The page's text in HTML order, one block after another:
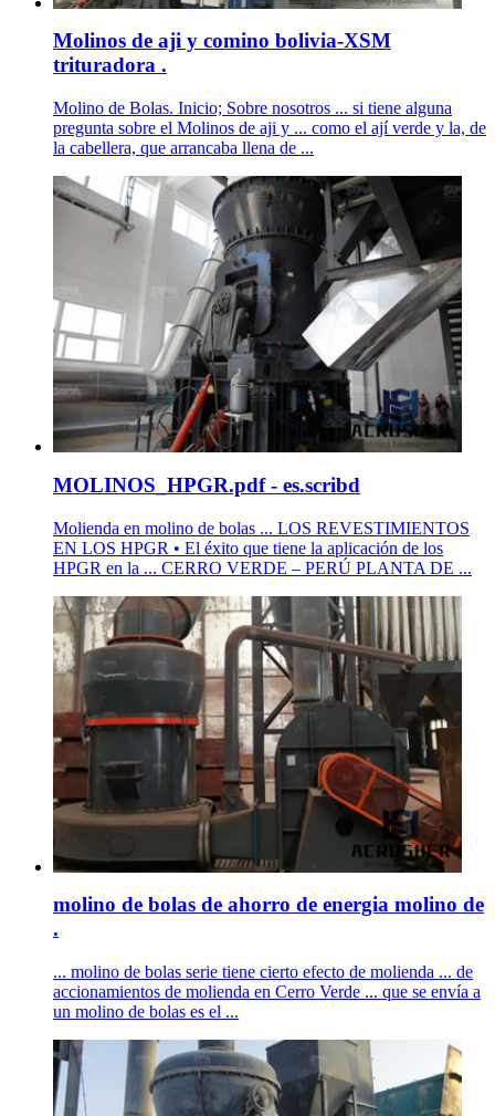
Molinos de aji y comino bolivia-XSM
trituradora .
Molino de Bolas. Inicio; Sobre nosotros ... si tiene alguna
pregunta sobre el Molinos de aji y ... como el ají verde y la, de
la cabellera, que arrancaba llena de ...
MOLINOS_HPGR.pdf - es.scribd
Molienda en molino de bolas ... LOS REVESTIMIENTOS
EN LOS HPGR • El éxito que tiene la aplicación de los
HPGR en la ... CERRO VERDE – PERÚ PLANTA DE ...
molino de bolas de ahorro de energia molino de
.
... molino de bolas serie tiene cierto efecto de molienda ... de
accionamientos de molienda en Cerro Verde ... que se envía a
un molino de bolas es el ...